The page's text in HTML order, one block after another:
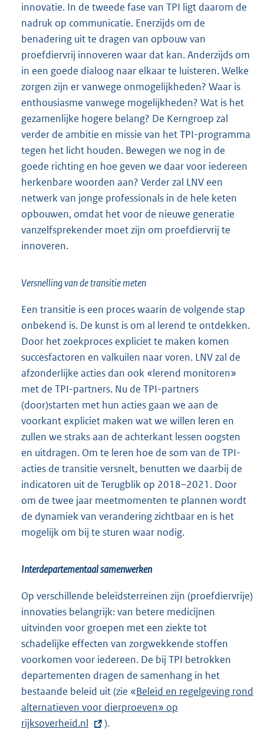
innovatie. In de tweede fase van TPI ligt daarom de
nadruk op communicatie. Enerzijds om de
benadering uit te dragen van opbouw van
proefdiervrij innoveren waar dat kan. Anderzijds om
in een goede dialoog naar elkaar te luisteren. Welke
zorgen zijn er vanwege onmogelijkheden? Waar is
enthousiasme vanwege mogelijkheden? Wat is het
gezamenlijke hogere belang? De Kerngroep zal
verder de ambitie en missie van het TPI-programma
tegen het licht houden. Bewegen we nog in de
goede richting en hoe geven we daar voor iedereen
herkenbare woorden aan? Verder zal LNV een
netwerk van jonge professionals in de hele keten
opbouwen, omdat het voor de nieuwe generatie
vanzelfsprekender moet zijn om proefdiervrij te
innoveren.
Versnelling van de transitie meten
Een transitie is een proces waarin de volgende stap
onbekend is. De kunst is om al lerend te ontdekken.
Door het zoekproces expliciet te maken komen
succesfactoren en valkuilen naar voren. LNV zal de
afzonderlijke acties dan ook «lerend monitoren»
met de TPI-partners. Nu de TPI-partners
(door)starten met hun acties gaan we aan de
voorkant expliciet maken wat we willen leren en
zullen we straks aan de achterkant lessen oogsten
en uitdragen. Om te leren hoe de som van de TPI-
acties de transitie versnelt, benutten we daarbij de
indicatoren uit de Terugblik op 2018–2021. Door
om de twee jaar meetmomenten te plannen wordt
de dynamiek van verandering zichtbaar en is het
mogelijk om bij te sturen waar nodig.
Interdepartementaal samenwerken
Op verschillende beleidsterreinen zijn (proefdiervrije)
innovaties belangrijk: van betere medicijnen
uitvinden voor groepen met een ziekte tot
schadelijke effecten van zorgwekkende stoffen
voorkomen voor iedereen. De bij TPI betrokken
departementen dragen de samenhang in het
bestaande beleid uit (zie «E
x
Beleid en regelgeving rond
alternatieven voor dierproeven» op
rijksoverheid.nl
).